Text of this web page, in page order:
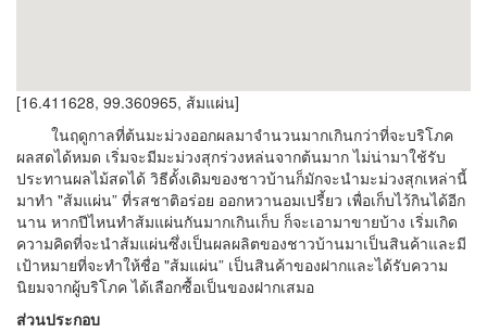
[16.411628, 99.360965, ส้มแผ่น]
ในฤดูกาลที่ต้นมะม่วงออกผลมาจำนวนมากเกินกว่าที่จะบริโภค
ผลสดได้หมด เริ่มจะมีมะม่วงสุกร่วงหล่นจากต้นมาก ไม่น่ามาใช้รับ
ประทานผลไม้สดได้ วิธีดั้งเดิมของชาวบ้านก็มักจะนำมะม่วงสุกเหล่านี้
มาทำ "ส้มแผ่น” ที่รสชาติอร่อย ออกหวานอมเปรี้ยว เพื่อเก็บไว้กินได้อีก
นาน หากปีไหนทำส้มแผ่นกันมากเกินเก็บ ก็จะเอามาขายบ้าง เริ่มเกิด
ความคิดที่จะนำส้มแผ่นซึ่งเป็นผลผลิตของชาวบ้านมาเป็นสินค้าและมี
เป้าหมายที่จะทำให้ชื่อ "ส้มแผ่น” เป็นสินค้าของฝากและได้รับความ
นิยมจากผู้บริโภค ได้เลือกซื้อเป็นของฝากเสมอ
ส่วนประกอบ